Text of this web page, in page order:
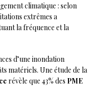
climatique : selon
extrêmes a
la fréquence et la
d’une inondation
matériels. Une étude de la
révèle que 43% des PME